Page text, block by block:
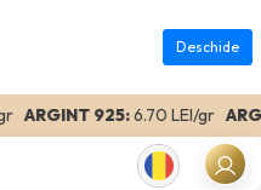
Deschide
925:6.70 LEI/gr
Romanian